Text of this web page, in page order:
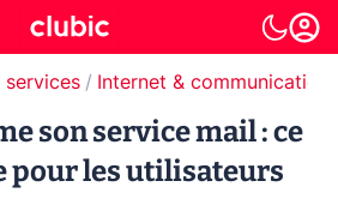
services Internet & communication
son service mail : ce
pour les utilisateurs